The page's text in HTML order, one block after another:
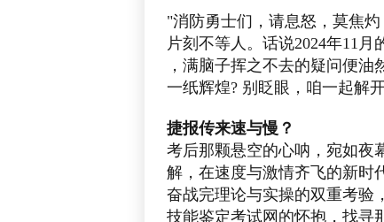
"消防勇士们，请息怒，莫焦
片刻不等人。话说2024年11
，满脑子挥之不去的疑问便
一纸辉煌? 别眨眼，咱一起解
捷报传来速与慢？
考后那颗悬空的心呐，宛如夜
解，在速度与激情齐飞的新时
奋战完理论与实操的双重考验，
技能鉴定考试网的怀抱，找寻